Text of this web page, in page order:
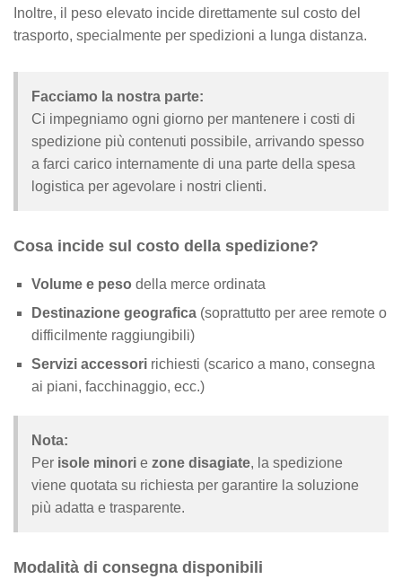
Inoltre, il peso elevato incide direttamente sul costo del
trasporto, specialmente per spedizioni a lunga distanza.
Facciamo la nostra parte:
Ci impegniamo ogni giorno per mantenere i costi di
spedizione più contenuti possibile, arrivando spesso
a farci carico internamente di una parte della spesa
logistica per agevolare i nostri clienti.
Cosa incide sul costo della spedizione?
Volume e peso della merce ordinata
Destinazione geografica (soprattutto per aree remote o
difficilmente raggiungibili)
Servizi accessori richiesti (scarico a mano, consegna
ai piani, facchinaggio, ecc.)
Nota:
Per isole minori e zone disagiate, la spedizione
viene quotata su richiesta per garantire la soluzione
più adatta e trasparente.
Modalità di consegna disponibili